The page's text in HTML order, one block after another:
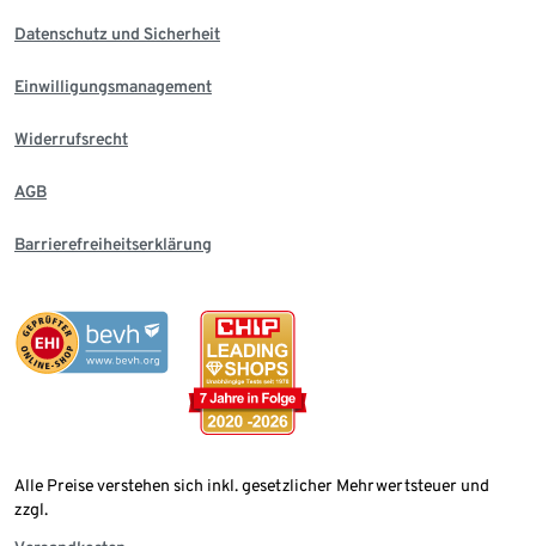
Datenschutz und Sicherheit
Einwilligungsmanagement
Widerrufsrecht
AGB
Barrierefreiheitserklärung
Alle Preise verstehen sich inkl. gesetzlicher Mehrwertsteuer und
zzgl.